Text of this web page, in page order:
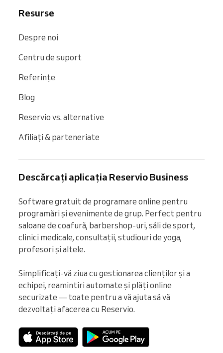
Resurse
Despre noi
Centru de suport
Referințe
Blog
Reservio vs. alternative
Afiliați & parteneriate
Descărcați aplicația Reservio Business
Software gratuit de programare online pentru
programări și evenimente de grup. Perfect pentru
saloane de coafură, barbershop-uri, săli de sport,
clinici medicale, consultații, studiouri de yoga,
profesori și altele.
Simplificați-vă ziua cu gestionarea clienților și a
echipei, reamintiri automate și plăți online
securizate — toate pentru a vă ajuta să vă
dezvoltați afacerea cu Reservio.